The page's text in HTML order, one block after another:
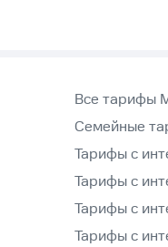
Все тарифы
Семейные
Тарифы с
Тарифы с
Тарифы с
Тарифы с